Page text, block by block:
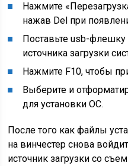
Нажмите
нажав Del при
Поставьте usb-флешку
источника загрузки
Нажмите F10, чтобы
Выберите и
для установки ОС.
После того как файлы
на винчестер снова
источник загрузки со